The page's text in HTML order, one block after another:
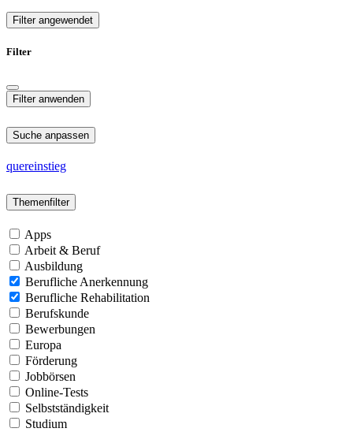
Filter angewendet
Filter
Suche anpassen
quereinstieg
Themenfilter
Apps
Arbeit & Beruf
Ausbildung
Berufliche Anerkennung
Berufliche Rehabilitation
Berufskunde
Bewerbungen
Europa
Förderung
Jobbörsen
Online-Tests
Selbstständigkeit
Studium